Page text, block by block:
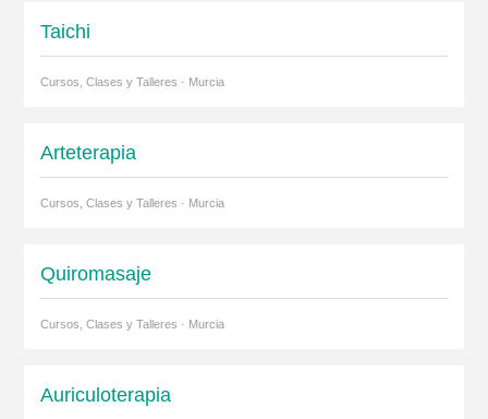
Taichi
Cursos, Clases y Talleres · Murcia
Arteterapia
Cursos, Clases y Talleres · Murcia
Quiromasaje
Cursos, Clases y Talleres · Murcia
Auriculoterapia